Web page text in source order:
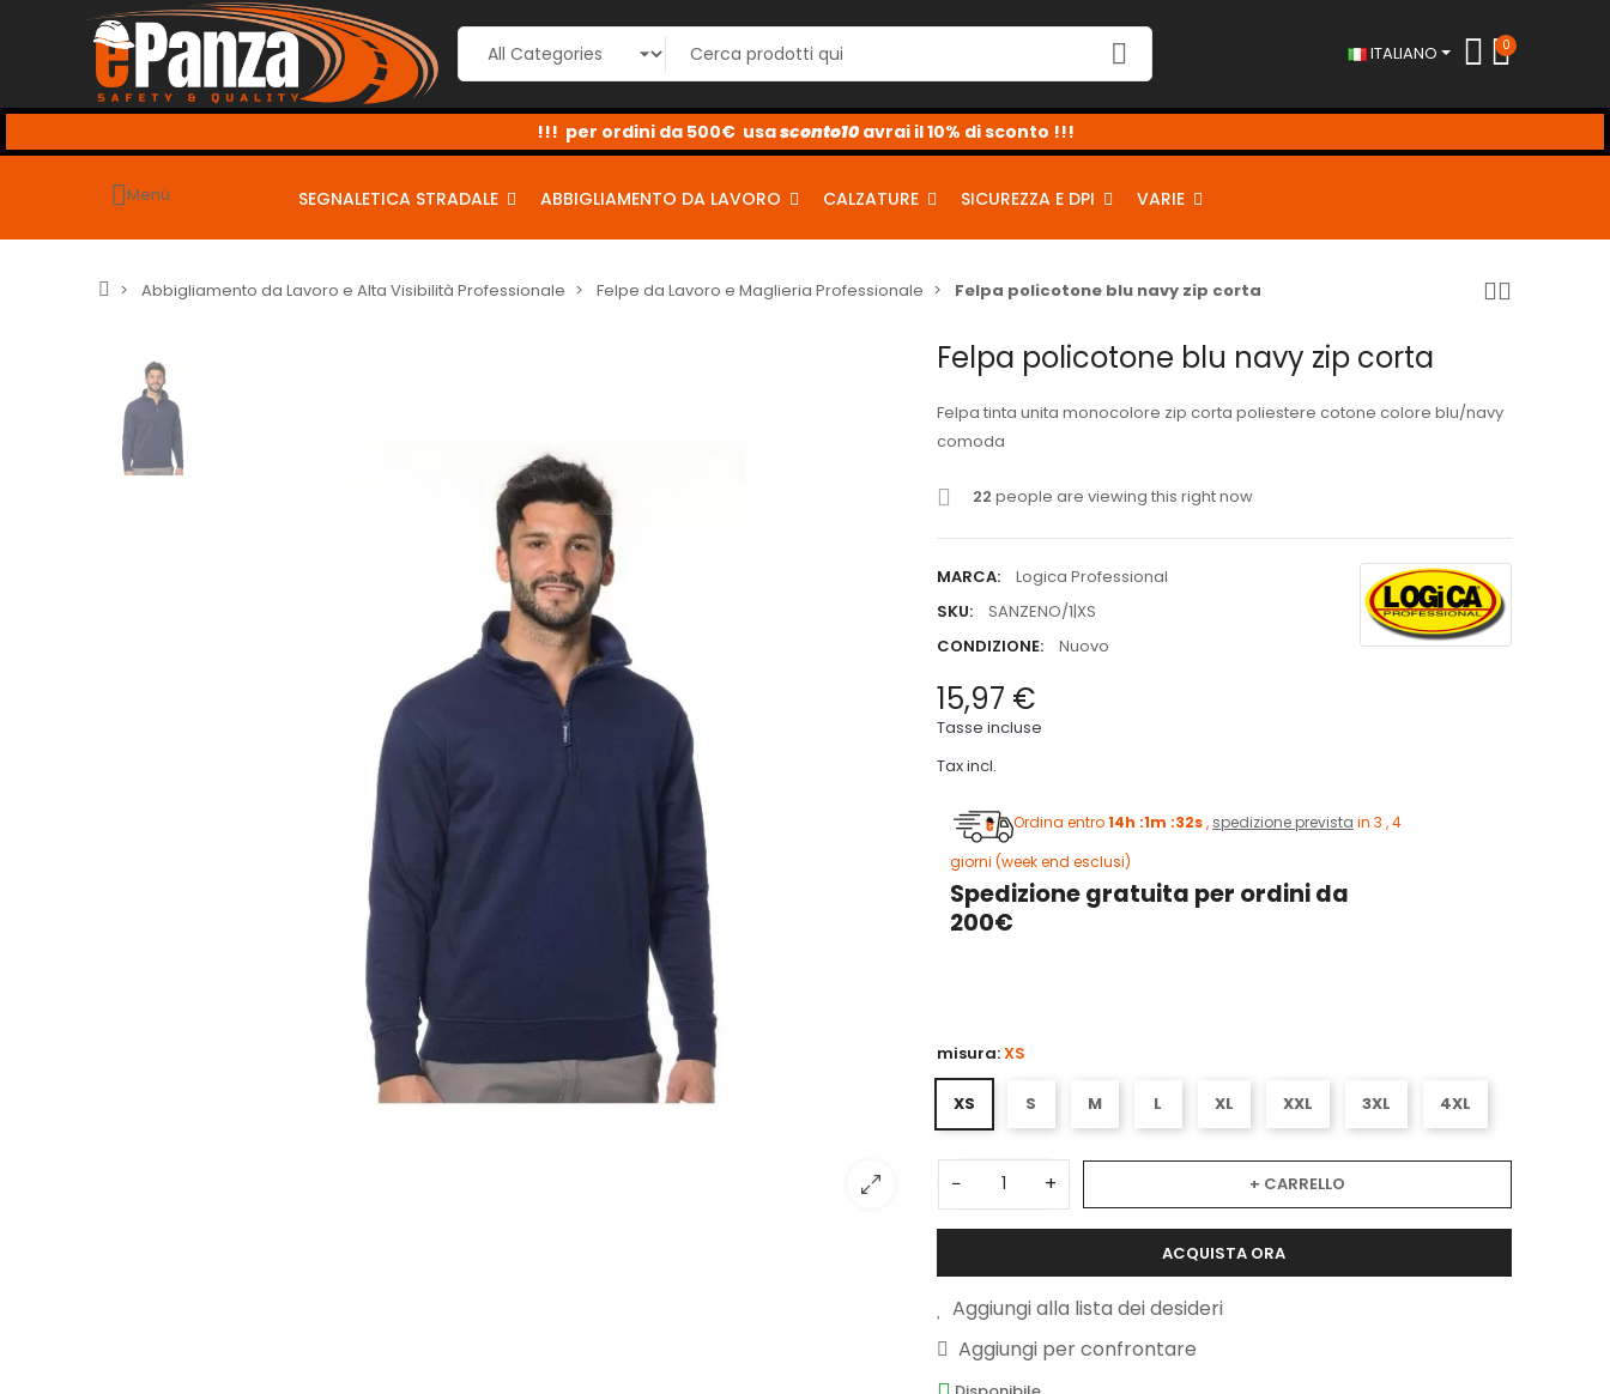
ITALIANO 0
sconto2
sconto5
sconto10
Menù SEGNALETICA STRADALE ABBIGLIAMENTO DA LAVORO CALZATURE SICUREZZA E DPI VARIE
Abbigliamento da Lavoro e Alta Visibilità Professionale Felpe da Lavoro e Maglieria Professionale Felpa policotone blu navy zip corta
Felpa policotone blu navy zip corta
Felpa tinta unita monocolore zip corta poliestere cotone colore blu/navy
comoda
22 people are viewing this right now
MARCA:
Logica Professional
SKU:
SANZENO/1|XS
CONDIZIONE:
Nuovo
15,97 €
Tasse incluse
Tax incl.
Ordina entro14h :1m :31s,spedizione previstain 3 , 4
giorni (week end esclusi)
Spedizione gratuita per ordini da
200€
misura:XS
XS S M L XL XXL 3XL 4XL
− + + CARRELLO
ACQUISTA ORA
Aggiungi alla lista dei desideri
Aggiungi per confrontare